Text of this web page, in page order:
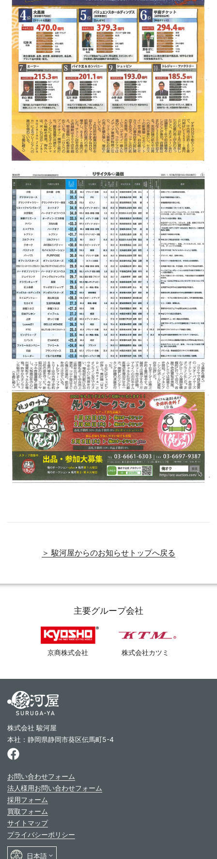
＞ 駿河屋からのお知らせトップへ戻る
主要グループ会社
京商株式会社 株式会社カツミ
株式会社 駿河屋
本社：静岡県静岡市葵区伝馬町5-4
お問い合わせフォーム
法人様用お問い合わせフォーム
採用フォーム
買取フォーム
サイトマップ
プライバシーポリシー